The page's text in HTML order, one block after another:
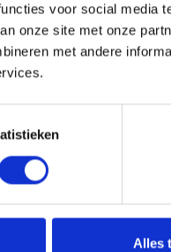
voor social media
onze site met onze
met andere
Alles
(€15,00) RVS